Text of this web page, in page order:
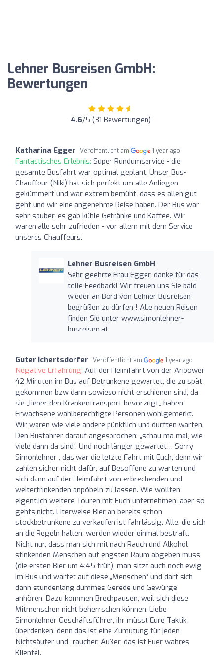
Lehner Busreisen GmbH:
Bewertungen
4.6/5 (31 Bewertungen)
Katharina Egger Veröffentlicht am 1 year ago
Fantastisches Erlebnis: Super Rundumservice - die
gesamte Busfahrt war optimal geplant. Unser Bus-
Chauffeur (Niki) hat sich perfekt um alle Anliegen
gekümmert und war extrem bemüht, dass es allen gut
geht und wir eine angenehme Reise haben. Der Bus war
sehr sauber, es gab kühle Getränke und Kaffee. Wir
waren alle sehr zufrieden - vor allem mit dem Service
unseres Chauffeurs.
Lehner Busreisen GmbH
Sehr geehrte Frau Egger, danke für das
tolle Feedback! Wir freuen uns Sie bald
wieder an Bord von Lehner Busreisen
begrüßen zu dürfen ! Alle neuen Reisen
finden Sie unter www.simonlehner-
busreisen.at
Guter Ichertsdorfer Veröffentlicht am 1 year ago
Negative Erfahrung: Auf der Heimfahrt von der Aripower
42 Minuten im Bus auf Betrunkene gewartet, die zu spät
gekommen bzw dann sowieso nicht erschienen sind, da
sie „lieber den Krankentransport bevorzugt„ haben.
Erwachsene wahlberechtigte Personen wohlgemerkt.
Wir waren wie viele andere pünktlich und durften warten.
Den Busfahrer darauf angesprochen: „schau ma mal, wie
viele dann da sind“. Und noch länger gewartet… Sorry
Simonlehner , das war die letzte Fahrt mit Euch, denn wir
zahlen sicher nicht dafür, auf Besoffene zu warten und
sich dann auf der Heimfahrt von erbrechenden und
weitertrinkenden anpöbeln zu lassen. Wie wollten
eigentlich weitere Touren mit Euch unternehmen, aber so
gehts nicht. Literweise Bier an bereits schon
stockbetrunkene zu verkaufen ist fahrlässig. Alle, die sich
an die Regeln halten, werden wieder einmal bestraft.
Nicht nur, dass man sich mit nach Rauch und Alkohol
stinkenden Menschen auf engsten Raum abgeben muss
(die ersten Bier um 4:45 früh), man sitzt auch noch ewig
im Bus und wartet auf diese „Menschen“ und darf sich
dann stundenlang dummes Gerede und Gewürge
anhören. Dazu kommen Brechpausen, weil sich diese
Mitmenschen nicht beherrschen können. Liebe
Simonlehner Geschäftsführer, ihr müsst Eure Taktik
überdenken, denn das ist eine Zumutung für jeden
Nichtsäufer und -raucher. Außer, das ist Euer wahres
Klientel.